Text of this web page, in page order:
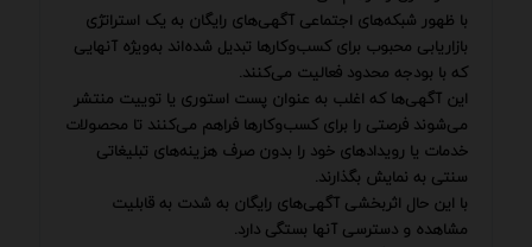
با ظهور شبکه‌های اجتماعی آگهی‌های رایگان به یک استراتژی
بازاریابی محبوب برای کسب‌وکارها تبدیل شده‌اند به‌ویژه آنهایی
که با بودجه محدود فعالیت می‌کنند.
این آگهی‌ها که اغلب به عنوان پست استوری یا توییت منتشر
می‌شوند فرصتی را برای کسب‌وکارها فراهم می‌کنند تا محصولات
خدمات یا رویدادهای خود را بدون صرف هزینه‌های تبلیغاتی
سنتی به نمایش بگذارند.
با این حال اثربخشی آگهی‌های رایگان به شدت به قابلیت
مشاهده و دسترسی آنها بستگی دارد.